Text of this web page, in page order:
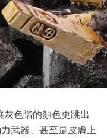
色階的顏色更跳出
武器、甚至是皮膚上